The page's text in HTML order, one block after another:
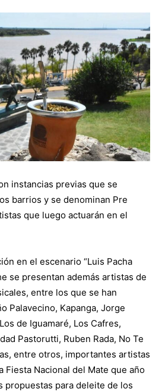
instancias previas que se
barrios y se denominan Pre
que luego actuarán en el
en el escenario “Luis Pacha
se presentan además artistas de
entre los que se han
Palavecino, Kapanga, Jorge
de Iguamaré, Los Cafres,
Pastorutti, Ruben Rada, No Te
entre otros, importantes artistas
Fiesta Nacional del Mate que año
propuestas para deleite de los